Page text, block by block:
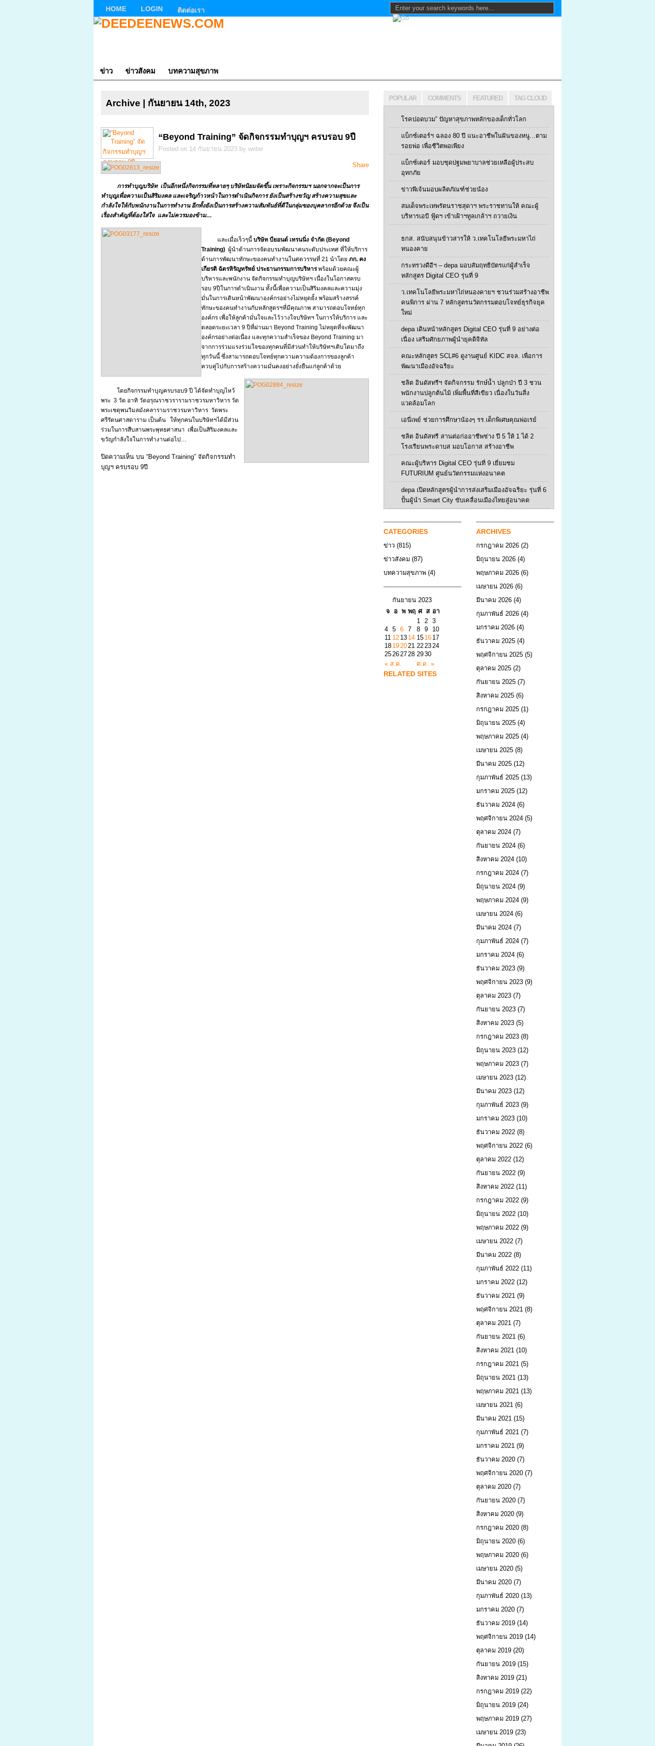
HOME LOGIN ติดต่อเรา
ข่าว ข่าวสังคม บทความสุขภาพ
Archive | กันยายน 14th, 2023
“Beyond Training” จัดกิจกรรมทำบุญฯ ครบรอบ 9ปี
Posted on 14 กันยายน 2023 by writer
Share
การทำบุญบริษัท เป็นอีกหนึ่งกิจกรรมที่หลายๆ บริษัทนิยมจัดขึ้น เพราะกิจกรรมฯ นอกจากจะเป็นการ
ทำบุญเพื่อความเป็นสิริมงคล และเจริญก้าวหน้าในการดำเนินกิจการ ยังเป็นสร้างขวัญ สร้างความสุขและ
กำลังใจให้กับพนักงานในการทำงาน อีกทั้งยังเป็นการสร้างความสัมพันธ์ที่ดีในกลุ่มของบุคลากรอีกด้วย จึงเป็น
เรื่องสำคัญที่ต้องใส่ใจ และไม่ควรมองข้าม…
และเมื่อเร็วๆนี้ บริษัท บียอนด์ เทรนนิ่ง จำกัด (Beyond
Training) ผู้นำด้านการจัดอบรมพัฒนาคนระดับประเทศ ที่ให้บริการ
ด้านการพัฒนาทักษะของคนทำงานในศตวรรษที่ 21 นำโดย ภก. คง
เกียรติ ฉัตรหิรัญทรัพย์ ประธานกรรมการบริหารพร้อมด้วยคณะผู้
บริหารและพนักงาน จัดกิจกรรมทำบุญบริษัทฯ เนื่องในโอกาสครบ
รอบ 9ปีในการดำเนินงาน ทั้งนี้เพื่อความเป็นสิริมงคลและความมุ่ง
มั่นในการเดินหน้าพัฒนาองค์กรอย่างไม่หยุดยั้ง พร้อมสร้างสรรค์
ทักษะของคนทำงานกับหลักสูตรฯที่มีคุณภาพ สามารถตอบโจทย์ทุก
องค์กร เพื่อให้ลูกค้ามั่นใจและไว้วางใจบริษัทฯ ในการให้บริการ และ
ตลอดระยะเวลา 9 ปีที่ผ่านมา Beyond Training ไม่หยุดที่จะพัฒนา
องค์กรอย่างต่อเนื่อง และทุกความสำเร็จของ Beyond Training มา
จากการร่วมแรงร่วมใจของทุกคนที่มีส่วนทำให้บริษัทฯเติบโตมาถึง
ทุกวันนี้ ซึ่งสามารถตอบโจทย์ทุกความความต้องการของลูกค้า
ควบคู่ไปกับการสร้างความมั่นคงอย่างยั่งยืนแก่ลูกค้าด้วย
โดยกิจกรรมทำบุญครบรอบ9 ปี ได้จัดทำบุญไหว้
พระ 3 วัด อาทิ วัดอรุณราชวรารามราชวรมหาวิหาร วัด
พระเชตุพนวิมลมังคลารามราชวรมหาวิหาร วัดพระ
ศรีรัตนศาสดาราม เป็นต้น ให้ทุกคนในบริษัทฯได้มีส่วน
ร่วมในการสืบสานพระพุทธศาสนา เพื่อเป็นสิริมงคลและ
ขวัญกำลังใจในการทำงานต่อไป…
ปิดความเห็น บน “Beyond Training” จัดกิจกรรมทำ
บุญฯ ครบรอบ 9ปี
POPULAR COMMENTS FEATURED TAG CLOUD
โรคปอดบวม” ปัญหาสุขภาพหลักของเด็กทั่วโลก
แบ็กซ์เตอร์ฯ ฉลอง 80 ปี แนะอาชีพในฝันของหนู...ตาม
รอยพ่อ เพื่อชีวิตพอเพียง
แบ็กซ์เตอร์ มอบชุดปฐมพยาบาลช่วยเหลือผู้ประสบ
อุทกภัย
ข่าวพีเจ้นมอบผลิตภัณฑ์ช่วยน้อง
สมเด็จพระเทพรัตนราชสุดาฯ พระราชทานให้ คณะผู้
บริหารเอบี ฟู้ดฯ เข้าเฝ้าฯทูลเกล้าฯ ถวายเงิน
ธกส. สนับสนุนข้าวสารให้ ว.เทคโนโลยีพระมหาไถ่
หนองคาย
กระทรวงดีอีฯ – depa มอบสัมฤทธิบัตรแก่ผู้สำเร็จ
หลักสูตร Digital CEO รุ่นที่ 9
ว.เทคโนโลยีพระมหาไถ่หนองคายฯ ชวนร่วมสร้างอาชีพ
คนพิการ ผ่าน 7 หลักสูตรนวัตกรรมตอบโจทย์ธุรกิจยุค
ใหม่
depa เดินหน้าหลักสูตร Digital CEO รุ่นที่ 9 อย่างต่อ
เนื่อง เสริมศักยภาพผู้นำยุคดิจิทัล
คณะหลักสูตร SCL#6 ดูงานศูนย์ KIDC สจล. เพื่อการ
พัฒนาเมืองอัจฉริยะ
ชลิต อินดัสทรีฯ จัดกิจกรรม รักษ์น้ำ ปลูกป่า ปี 3 ชวน
พนักงานปลูกต้นไม้ เพิ่มพื้นที่สีเขียว เนื่องในวันสิ่ง
แวดล้อมโลก
เอนี่เพย์ ช่วยการศึกษาน้องๆ รร.เด็กพิเศษคุณพ่อเรย์
ชลิต อินดัสทรี สานต่อก่ออาชีพช่าง ปี 5 ให้ 1 ได้ 2
โรงเรียนพระดาบส มอบโอกาส สร้างอาชีพ
คณะผู้บริหาร Digital CEO รุ่นที่ 9 เยี่ยมชม
FUTURIUM ศูนย์นวัตกรรมแห่งอนาคต
depa เปิดหลักสูตรผู้นำการส่งเสริมเมืองอัจฉริยะ รุ่นที่ 6
ปั้นผู้นำ Smart City ขับเคลื่อนเมืองไทยสู่อนาคต
CATEGORIES
ข่าว (815)
ข่าวสังคม (87)
บทความสุขภาพ (4)
กันยายน 2023
จ
อ พ พฤ ศ ส อา
« ส.ค. ต.ค. »
1 2 3
4 5 6 7 8 9
10
11 12 13 14 15 16 17
18 192021 222324
25262728 2930
RELATED SITES
ARCHIVES
กรกฎาคม 2026 (2)
มิถุนายน 2026 (4)
พฤษภาคม 2026 (6)
เมษายน 2026 (6)
มีนาคม 2026 (4)
กุมภาพันธ์ 2026 (4)
มกราคม 2026 (4)
ธันวาคม 2025 (4)
พฤศจิกายน 2025 (5)
ตุลาคม 2025 (2)
กันยายน 2025 (7)
สิงหาคม 2025 (6)
กรกฎาคม 2025 (1)
มิถุนายน 2025 (4)
พฤษภาคม 2025 (4)
เมษายน 2025 (8)
มีนาคม 2025 (12)
กุมภาพันธ์ 2025 (13)
มกราคม 2025 (12)
ธันวาคม 2024 (6)
พฤศจิกายน 2024 (5)
ตุลาคม 2024 (7)
กันยายน 2024 (6)
สิงหาคม 2024 (10)
กรกฎาคม 2024 (7)
มิถุนายน 2024 (9)
พฤษภาคม 2024 (9)
เมษายน 2024 (6)
มีนาคม 2024 (7)
กุมภาพันธ์ 2024 (7)
มกราคม 2024 (6)
ธันวาคม 2023 (9)
พฤศจิกายน 2023 (9)
ตุลาคม 2023 (7)
กันยายน 2023 (7)
สิงหาคม 2023 (5)
กรกฎาคม 2023 (8)
มิถุนายน 2023 (12)
พฤษภาคม 2023 (7)
เมษายน 2023 (12)
มีนาคม 2023 (12)
กุมภาพันธ์ 2023 (9)
มกราคม 2023 (10)
ธันวาคม 2022 (8)
พฤศจิกายน 2022 (6)
ตุลาคม 2022 (12)
กันยายน 2022 (9)
สิงหาคม 2022 (11)
กรกฎาคม 2022 (9)
มิถุนายน 2022 (10)
พฤษภาคม 2022 (9)
เมษายน 2022 (7)
มีนาคม 2022 (8)
กุมภาพันธ์ 2022 (11)
มกราคม 2022 (12)
ธันวาคม 2021 (9)
พฤศจิกายน 2021 (8)
ตุลาคม 2021 (7)
กันยายน 2021 (6)
สิงหาคม 2021 (10)
กรกฎาคม 2021 (5)
มิถุนายน 2021 (13)
พฤษภาคม 2021 (13)
เมษายน 2021 (6)
มีนาคม 2021 (15)
กุมภาพันธ์ 2021 (7)
มกราคม 2021 (9)
ธันวาคม 2020 (7)
พฤศจิกายน 2020 (7)
ตุลาคม 2020 (7)
กันยายน 2020 (7)
สิงหาคม 2020 (9)
กรกฎาคม 2020 (8)
มิถุนายน 2020 (6)
พฤษภาคม 2020 (6)
เมษายน 2020 (5)
มีนาคม 2020 (7)
กุมภาพันธ์ 2020 (13)
มกราคม 2020 (7)
ธันวาคม 2019 (14)
พฤศจิกายน 2019 (14)
ตุลาคม 2019 (20)
กันยายน 2019 (15)
สิงหาคม 2019 (21)
กรกฎาคม 2019 (22)
มิถุนายน 2019 (24)
พฤษภาคม 2019 (27)
เมษายน 2019 (23)